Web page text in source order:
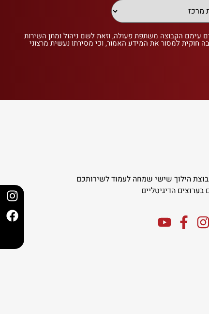
עימם הקבוצה משתפת פעולה, וזאת לשם ניהול ומתן השירות
חוקית למסור את המידע האמור, וכי מסירתו נעשית מרצוני
הילוך שישי שמחה לעמוד לשירותכם
בערוצים הדיגיטליים